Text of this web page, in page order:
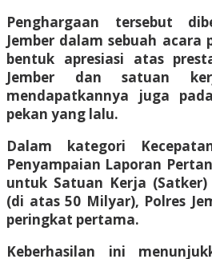
Penghargaan tersebut
Jember dalam sebuah acara
bentuk apresiasi atas
Jember dan satuan
mendapatkannya juga
pekan yang lalu.
Dalam kategori
Penyampaian Laporan
untuk Satuan Kerja
(di atas 50 Milyar), Polres
peringkat pertama.
Keberhasilan ini